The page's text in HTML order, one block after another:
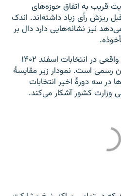
قریب به اتفاق حوزه‌های
ریزش رأی زیاد داشته‌اند. اندک
نیز نشانه‌هایی دارد دال بر
به احتمال زیاد، نرخ مشارکت واقعی در انتخابات اسفند ۱۴۰۲
رسمی است. نمودار زیر مقایسۀ
در سه دورۀ اخیر انتخابات
وزارت کشور آشکار می‌کند.